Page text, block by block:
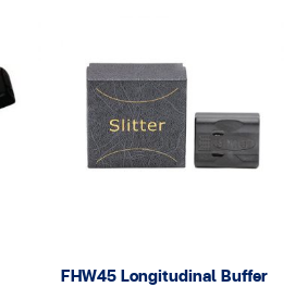
FHW45 Longitudinal Buffer